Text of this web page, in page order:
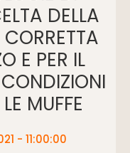
DELLA
E PER IL
MUFFE
- 11:00:00